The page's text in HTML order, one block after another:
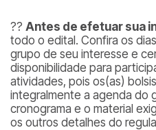
?? Antes de efetuar sua
todo o edital. Confira os
grupo de seu interesse e
disponibilidade para
atividades, pois os(as)
integralmente a agenda do
cronograma e o material
os outros detalhes do